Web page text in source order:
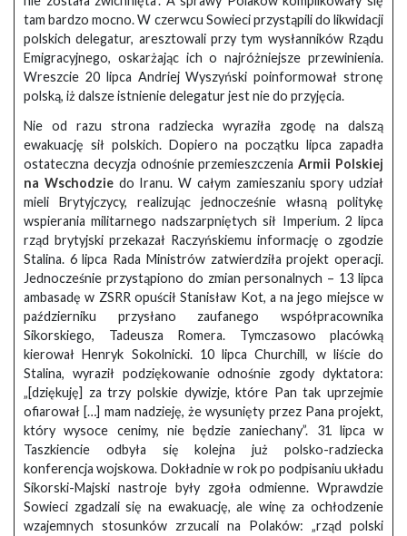
tam bardzo mocno. W czerwcu Sowieci przystąpili do likwidacji
polskich delegatur, aresztowali przy tym wysłanników Rządu
Emigracyjnego, oskarżając ich o najróżniejsze przewinienia.
Wreszcie 20 lipca Andriej Wyszyński poinformował stronę
polską, iż dalsze istnienie delegatur jest nie do przyjęcia.
Nie od razu strona radziecka wyraziła zgodę na dalszą
ewakuację sił polskich. Dopiero na początku lipca zapadła
ostateczna decyzja odnośnie przemieszczeniaArmii Polskiej
na Wschodziedo Iranu. W całym zamieszaniu spory udział
mieli Brytyjczycy, realizując jednocześnie własną politykę
wspierania militarnego nadszarpniętych sił Imperium. 2 lipca
rząd brytyjski przekazał Raczyńskiemu informację o zgodzie
Stalina. 6 lipca Rada Ministrów zatwierdziła projekt operacji.
Jednocześnie przystąpiono do zmian personalnych – 13 lipca
ambasadę w ZSRR opuścił Stanisław Kot, a na jego miejsce w
październiku przysłano zaufanego współpracownika
Sikorskiego, Tadeusza Romera. Tymczasowo placówką
kierował Henryk Sokolnicki. 10 lipca Churchill, w liście do
Stalina, wyraził podziękowanie odnośnie zgody dyktatora:
„[dziękuję] za trzy polskie dywizje, które Pan tak uprzejmie
ofiarował […] mam nadzieję, że wysunięty przez Pana projekt,
który wysoce cenimy, nie będzie zaniechany”. 31 lipca w
Taszkiencie odbyła się kolejna już polsko-radziecka
konferencja wojskowa. Dokładnie w rok po podpisaniu układu
Sikorski-Majski nastroje były zgoła odmienne. Wprawdzie
Sowieci zgadzali się na ewakuację, ale winę za ochłodzenie
wzajemnych stosunków zrzucali na Polaków: „rząd polski